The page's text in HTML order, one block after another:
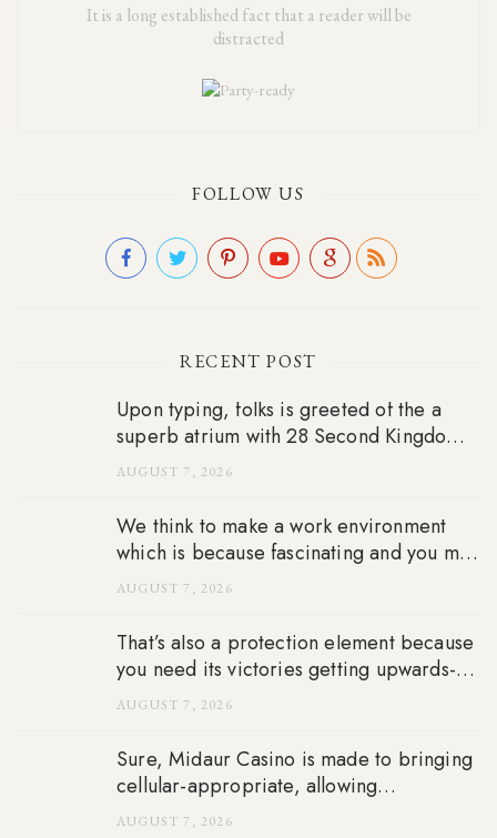
It is a long established fact that a reader will be
distracted
FOLLOW US
RECENT POST
Upon typing, folks is greeted of the a
superb atrium with 28 Second Kingdom-
style articles
AUGUST 7, 2026
We think to make a work environment
which is because fascinating and you may
fulfilling as the all of our local casino
AUGUST 7, 2026
That’s also a protection element because
you need its victories getting upwards-to-
go out usually and also to enter connect
AUGUST 7, 2026
Sure, Midaur Casino is made to bringing
cellular-appropriate, allowing
professionals to love playing towards the
AUGUST 7, 2026